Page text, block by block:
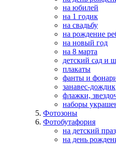
на юбилей
на 1 годик
на свадьбу
на рождение
на новый год
на 8 марта
детский сад и
плакаты
фанты и
занавес-дождик
флажки,
наборы
Фотозоны
Фотобутафория
на детский
на день